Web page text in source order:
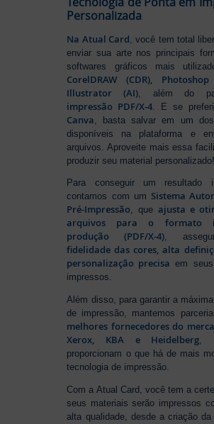
Personalizada
Na Atual Card , você tem total
enviar sua arte nos principais
softwares gráficos mais
CorelDRAW (CDR),
Illustrator (AI) , além do
impressão PDF/X-4 . E se
Canva , basta salvar em um
disponíveis na plataforma e
arquivos. Aproveite mais essa
produzir seu material personalizado!
Para conseguir um resultado
contamos com um Sistema
Pré-Impressão, queajusta e
arquivos para o formato
produção (PDF/X-4),
fidelidade das cores, alta
personalização precisa em
impressos.
Além disso, para garantir a
de impressão, mantemos
melhores fornecedores do
Xerox, KBA e Heidelberg,
proporcionam o que há de mais
tecnologia de impressão.
Com a Atual Card, você tem a
seus materiais serão impressos
alta qualidade, desde a criação